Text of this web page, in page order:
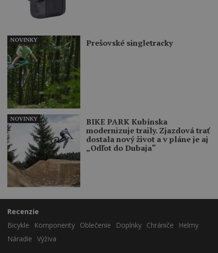
Prešovské singletracky
NOVINKY
BIKE PARK Kubínska
modernizuje traily. Zjazdová trať
dostala nový život a v pláne je aj
„Odľot do Dubaja“
NOVINKY
Recenzie
Bicykle
Komponenty Oblečenie Doplnky Chrániče
Helmy
Náradie Výživa